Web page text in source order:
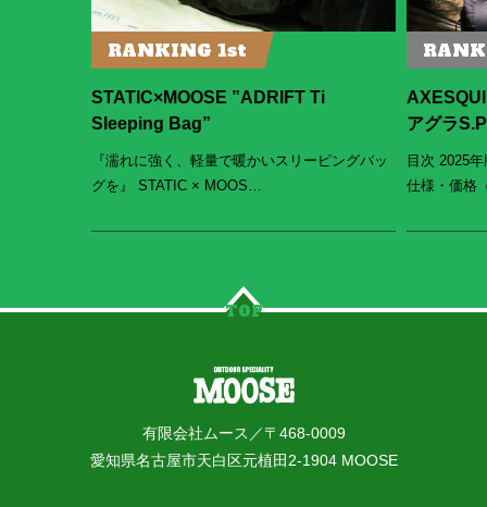
RANKING 1st
STATIC×MOOSE ”ADRIFT Ti
Sleeping Bag”
『濡れに強く、軽量で暖かいスリーピングバッ
グを』 STATIC × MOOS…
アグラ
目次 2025
仕様・価格
TOP
有限会社ムース／〒468-0009
愛知県名古屋市天白区元植田2-1904 MOOSE